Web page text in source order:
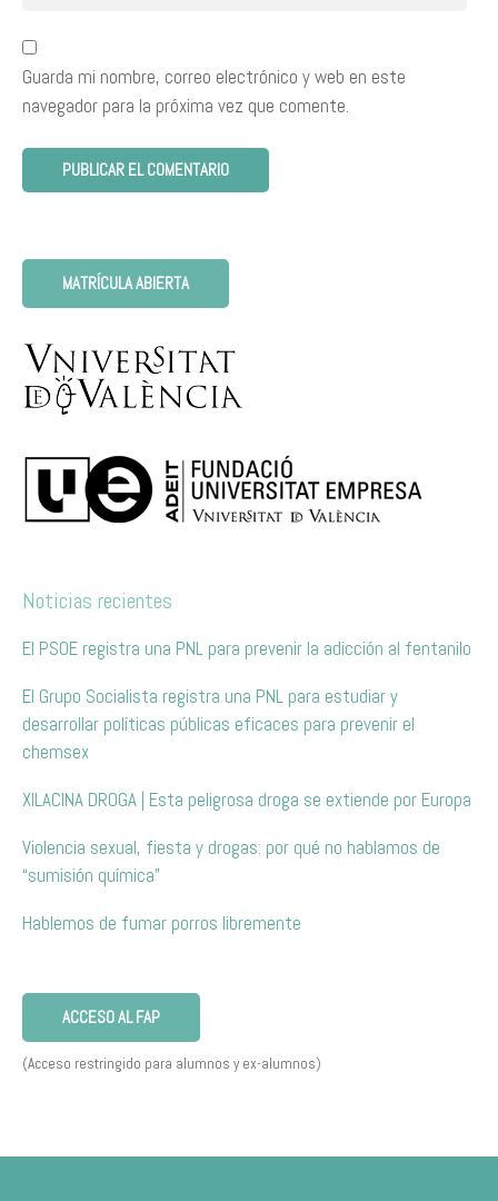
Guarda mi nombre, correo electrónico y web en este
navegador para la próxima vez que comente.
MATRÍCULA ABIERTA
Noticias recientes
El PSOE registra una PNL para prevenir la adicción al fentanilo
El Grupo Socialista registra una PNL para estudiar y
desarrollar políticas públicas eficaces para prevenir el
chemsex
XILACINA DROGA | Esta peligrosa droga se extiende por Europa
Violencia sexual, fiesta y drogas: por qué no hablamos de
“sumisión química”
Hablemos de fumar porros libremente
ACCESO AL FAP
(Acceso restringido para alumnos y ex-alumnos)